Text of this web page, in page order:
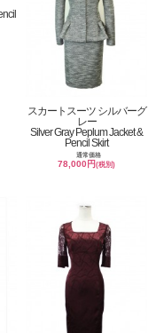
スカートスーツ シルバーグ
レー
Silver Gray Peplum Jacket &
Pencil Skirt
通常価格
78,000円(税別)